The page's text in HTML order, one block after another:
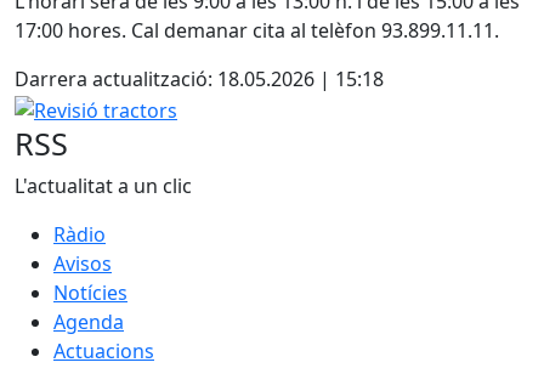
17:00 hores. Cal demanar cita al telèfon 93.899.11.11.
Darrera actualització: 18.05.2026 | 15:18
Revisió tractors
RSS
L'actualitat a un clic
Ràdio
Avisos
Notícies
Agenda
Actuacions